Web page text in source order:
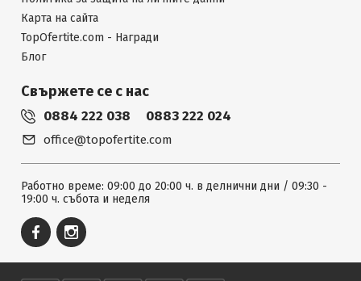
Карта на сайта
TopOfertite.com - Награди
Блог
Свържете се с нас
0884 222 038 0883 222 024
office@topofertite.com
Работно време: 09:00 до 20:00 ч. в делнични дни / 09:30 -
19:00 ч. събота и неделя